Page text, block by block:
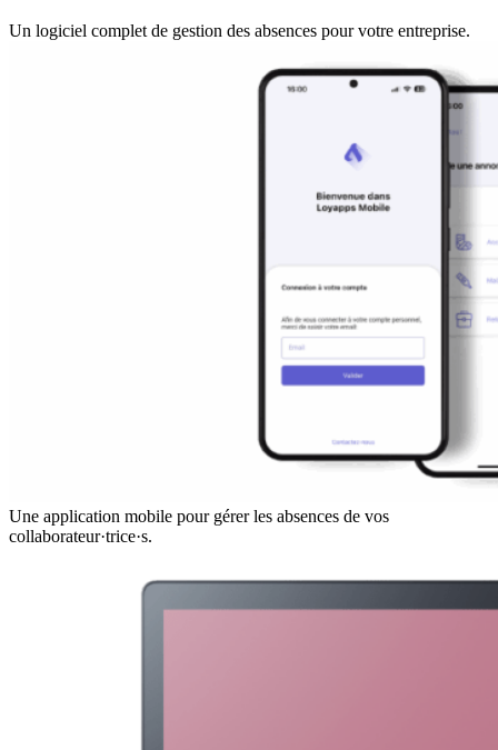
Un logiciel complet de gestion des absences pour votre entreprise.
Une application mobile pour gérer les absences de vos
collaborateur·trice·s.